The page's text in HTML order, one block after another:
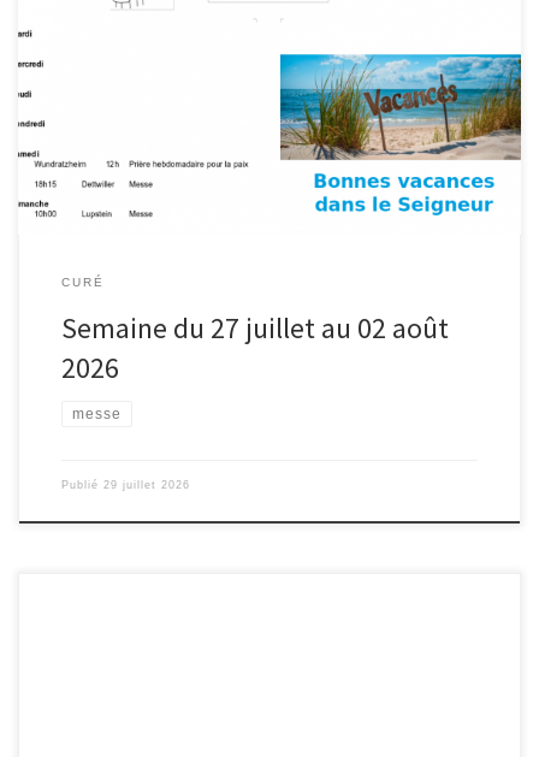
CURÉ
Semaine du 27 juillet au 02 août
2026
messe
Publié 29 juillet 2026